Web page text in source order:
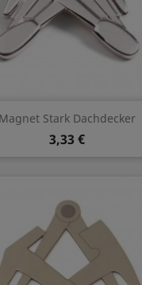
Stark Dachdecker
3,33 €
Vorschau